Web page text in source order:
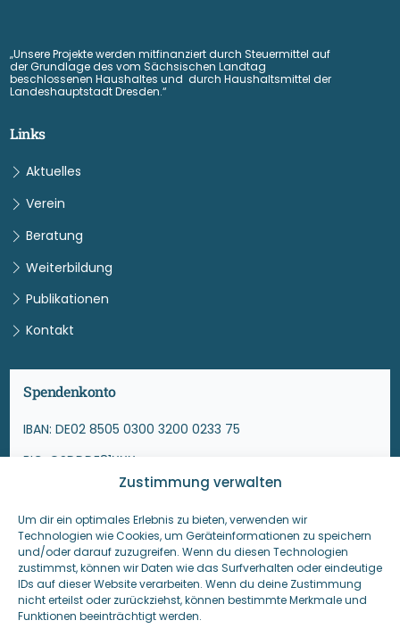
Zustimmung verwalten
Um dir ein optimales Erlebnis zu bieten, verwenden wir
Technologien wie Cookies, um Geräteinformationen zu speichern
und/oder darauf zuzugreifen. Wenn du diesen Technologien
zustimmst, können wir Daten wie das Surfverhalten oder eindeutige
IDs auf dieser Website verarbeiten. Wenn du deine Zustimmung
nicht erteilst oder zurückziehst, können bestimmte Merkmale und
Funktionen beeinträchtigt werden.
„Unsere Projekte werden mitfinanziert durch Steuermittel auf
der Grundlage des vom Sächsischen Landtag
beschlossenen Haushaltes und durch Haushaltsmittel der
Landeshauptstadt Dresden.“
Links
Aktuelles
Verein
Beratung
Weiterbildung
Publikationen
Kontakt
Spendenkonto
IBAN: DE02 8505 0300 3200 0233 75
BIC: OSDDDE81XXX
Ostsächsische Sparkasse
Andere Spendenmöglichkeiten
Betterplace, Fördermitgliedschaft u.a.
https://mnw-dd.de/spenden